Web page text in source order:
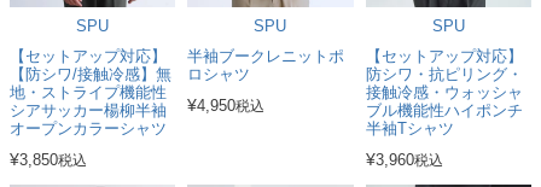
SPU
【セットアップ対応】
【防シワ/接触冷感】無
地・ストライプ機能性
シアサッカー楊柳半袖
オープンカラーシャツ
¥3,850税込
SPU
半袖ブークレニットポ
ロシャツ
¥4,950税込
SPU
【セットアップ対応】
防シワ・抗ピリング・
接触冷感・ウォッシャ
ブル機能性ハイポンチ
半袖Tシャツ
¥3,960税込